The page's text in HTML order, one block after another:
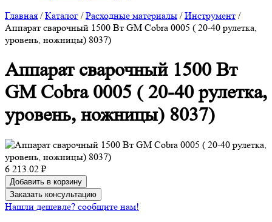
Главная /Каталог /Расходные материалы /Инструмент /
Аппарат сварочный 1500 Вт GM Cobra 0005 ( 20-40 рулетка,
уровень, ножницы) 8037)
Аппарат сварочный 1500 Вт
GM Cobra 0005 ( 20-40 рулетка,
уровень, ножницы) 8037)
6 213.02 ₽
Добавить в корзину
Заказать консультацию
Нашли дешевле? сообщите нам!